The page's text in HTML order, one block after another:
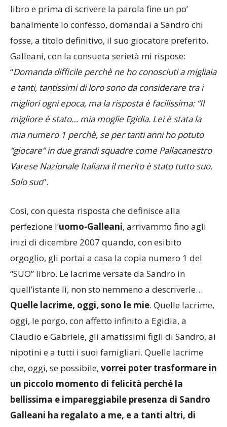
libro e prima di scrivere la parola fine un po’
banalmente lo confesso, domandai a Sandro chi
fosse, a titolo definitivo, il suo giocatore preferito.
Galleani, con la consueta serietà mi rispose:
“Domanda difficile perchè ne ho conosciuti a migliaia
e tanti, tantissimi di loro sono da considerare tra i
migliori ogni epoca, ma la risposta è facilissima: “Il
migliore è stato… mia moglie Egidia. Lei è stata la
mia numero 1 perchè, se per tanti anni ho potuto
“giocare” in due grandi squadre come Pallacanestro
Varese Nazionale Italiana il merito è stato tutto suo.
Solo suo“.
Così, con questa risposta che definisce alla
perfezione l’uomo-Galleani, arrivammo fino agli
inizi di dicembre 2007 quando, con esibito
orgoglio, gli portai a casa la copia numero 1 del
“SUO” libro. Le lacrime versate da Sandro in
quell’istante lì, non sto nemmeno a descriverle…
Quelle lacrime, oggi, sono le mie. Quelle lacrime,
oggi, le porgo, con affetto infinito a Egidia, a
Claudio e Gabriele, gli amatissimi figli di Sandro, ai
nipotini e a tutti i suoi famigliari. Quelle lacrime
che, oggi, se possibile, vorrei poter trasformare in
un piccolo momento di felicità perché la
bellissima e impareggiabile presenza di Sandro
Galleani ha regalato a me, e a tanti altri, di